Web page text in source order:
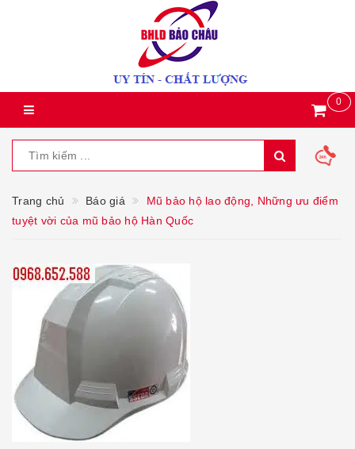
0
Trang chủ Báo giá
Mũ bảo hộ lao động, Những ưu điểm
tuyệt vời của mũ bảo hộ Hàn Quốc